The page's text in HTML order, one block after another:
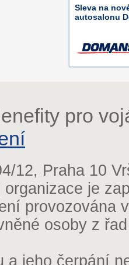
Sleva na
autosalonu
pro
12, Praha 10
je
provozována
osoby z
a jeho čerpání